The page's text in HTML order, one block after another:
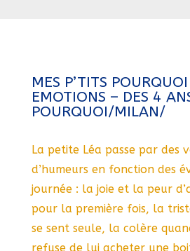
MES P’TITS
EMOTIONS – DES 4
POURQUOI/MILAN/
La petite Léa passe par des
d’humeurs en fonction des
journée : la joie et la peur
pour la première fois, la
se sent seule, la colère
refuse de lui acheter une